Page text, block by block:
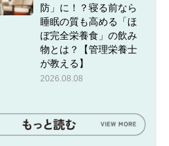
防」に！？寝る前なら
睡眠の質も高める「ほ
ぼ完全栄養食」の飲み
物とは？【管理栄養士
が教える】
2026.08.08